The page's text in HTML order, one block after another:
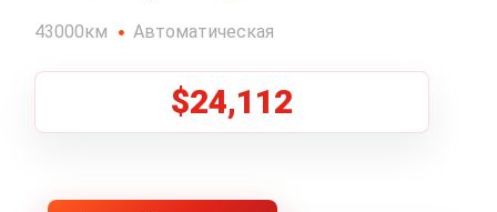
43000км Автоматическая
$24,112